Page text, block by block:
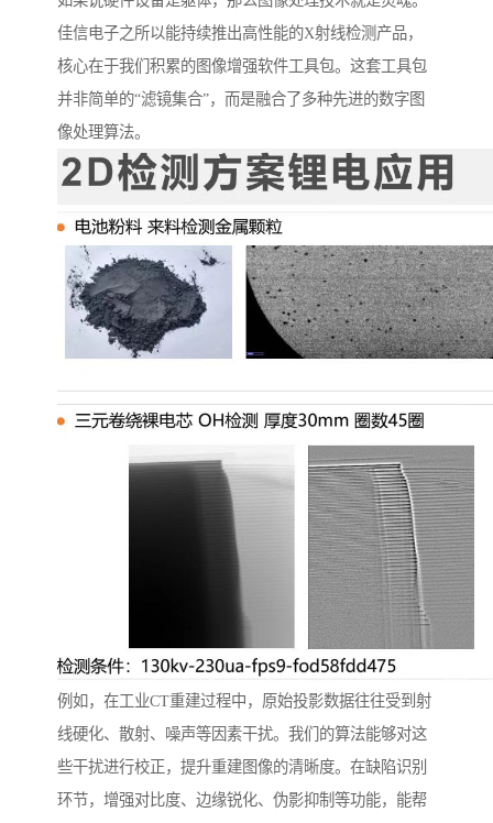
佳信电子之所以能持续推出高性能的X射线检测产品，
核心在于我们积累的图像增强软件工具包。这套工具包
并非简单的“滤镜集合”，而是融合了多种先进的数字图
像处理算法。
例如，在工业CT重建过程中，原始投影数据往往受到射
线硬化、散射、噪声等因素干扰。我们的算法能够对这
些干扰进行校正，提升重建图像的清晰度。在缺陷识别
环节，增强对比度、边缘锐化、伪影抑制等功能，能帮